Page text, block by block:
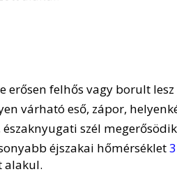
erősen felhős vagy borult lesz
várható eső, zápor,
északnyugati szél
éjszakai hőmérséklet
alakul.